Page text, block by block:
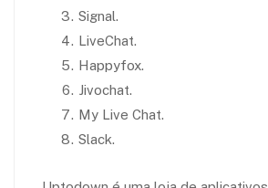
Signal.
LiveChat.
Happyfox.
Jivochat.
My Live Chat.
Slack.